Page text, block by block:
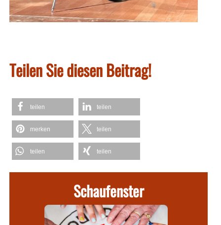
Teilen Sie diesen Beitrag!
teilen teilen
merken teilen
teilen teilen
Schaufenster